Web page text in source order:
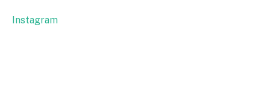
Instagram